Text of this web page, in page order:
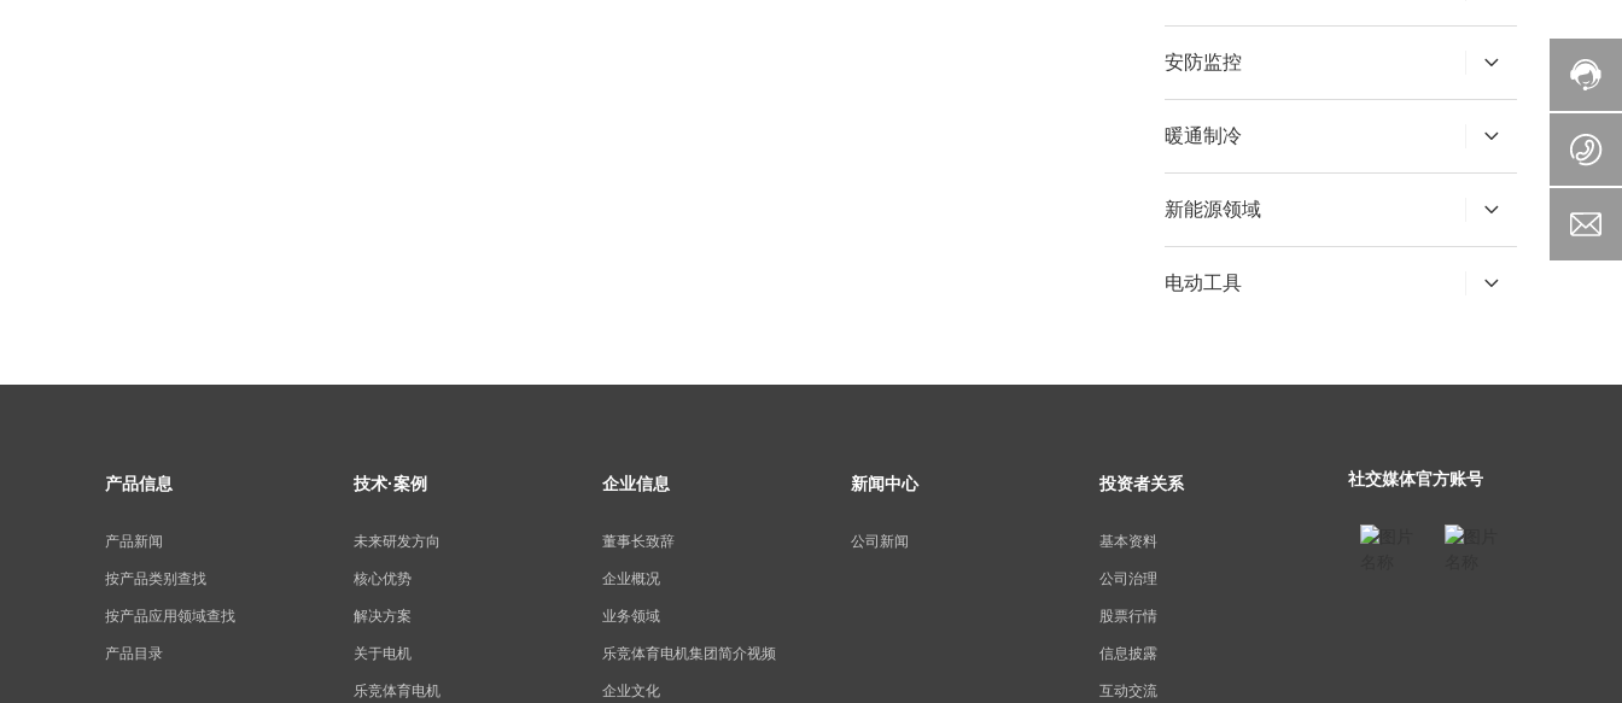
安防监控
暖通制冷
新能源领域
电动工具
产品信息
产品新闻
按产品类别查找
按产品应用领域查找
产品目录
技术·案例
未来研发方向
核心优势
解决方案
关于电机
乐竞体育电机
企业信息
董事长致辞
企业概况
业务领域
乐竞体育电机集团简介视频
企业文化
新闻中心
公司新闻
投资者关系
基本资料
公司治理
股票行情
信息披露
互动交流
社交媒体官方账号